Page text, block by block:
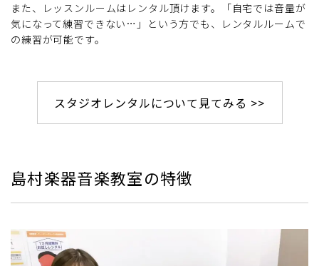
また、レッスンルームはレンタル頂けます。「自宅では音量が
気になって練習できない…」という方でも、レンタルルームで
の練習が可能です。
スタジオレンタルについて見てみる >>
島村楽器音楽教室の特徴